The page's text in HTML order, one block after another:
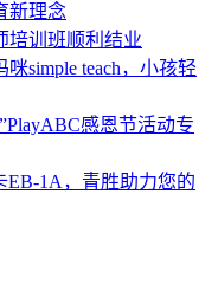
新理念
培训班顺利结业
simple teach，小孩轻
感恩节活动专
EB-1A，青胜助力您的